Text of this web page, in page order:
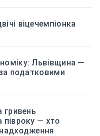
віцечемпіонка
Львівщина —
за податковими
гривень
півроку — хто